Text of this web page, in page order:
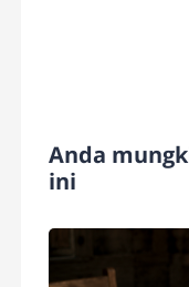
Anda
ini